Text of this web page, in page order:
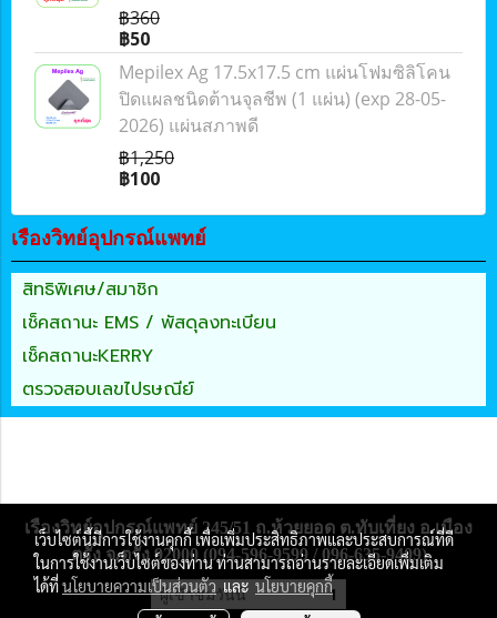
฿360
฿50
Mepilex Ag 17.5x17.5 cm แผ่นโฟมซิลิโคน
ปิดแผลชนิดต้านจุลชีพ (1 แผ่น) (exp 28-05-
2026) แผ่นสภาพดี
฿1,250
฿100
เรืองวิทย์อุปกรณ์แพทย์
สิทธิพิเศษ/สมาชิก
เช็คสถานะ EMS / พัสดุลงทะเบียน
เช็คสถานะKERRY
ตรวจสอบเลขไปรษณีย์
เรืองวิทย์อุปกรณ์แพทย์ 245/51 ถ.ห้วยยอด ต.ทับเที่ยง อ.เมือง
ตรัง จ.ตรัง 92000 (094-596-9599 / 096-635-9409)
ผู้เข้าชมวันนี้ 1
เว็บไซต์นี้มีการใช้งานคุกกี้ เพื่อเพิ่มประสิทธิภาพและประสบการณ์ที่ดี
ในการใช้งานเว็บไซต์ของท่าน ท่านสามารถอ่านรายละเอียดเพิ่มเติม
ได้ที่นโยบายความเป็นส่วนตัวและนโยบายคุกกี้